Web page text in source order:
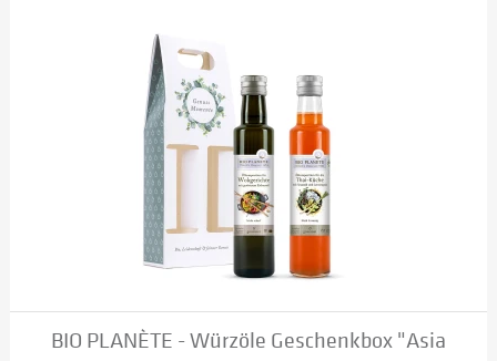
BIO PLANÈTE - Würzöle Geschenkbox "Asia